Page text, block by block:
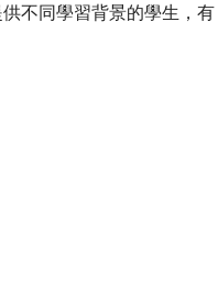
不同學習背景的學生，有